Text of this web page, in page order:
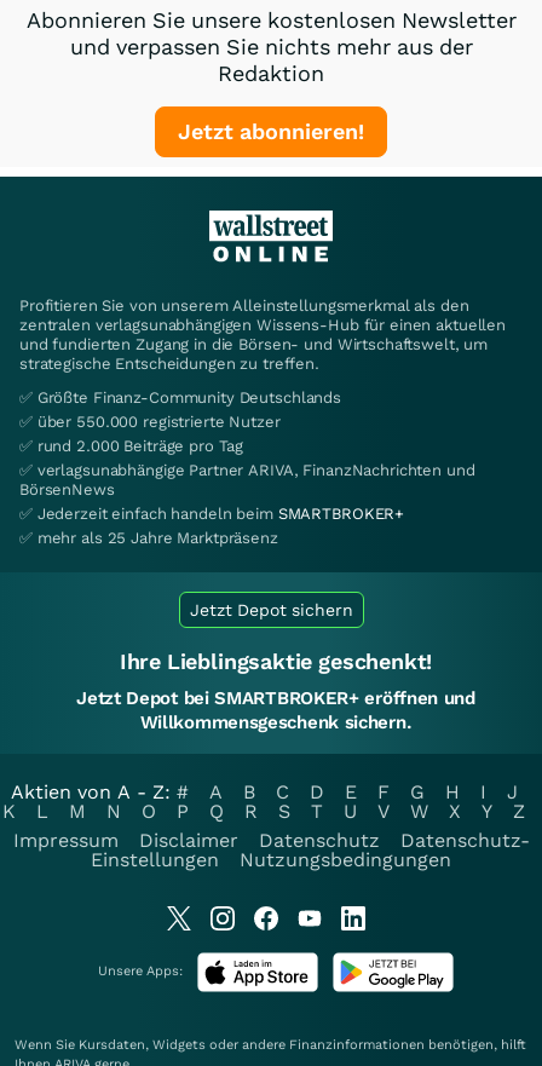
Abonnieren Sie unsere kostenlosen Newsletter
und verpassen Sie nichts mehr aus der
Redaktion
Jetzt abonnieren!
Profitieren Sie von unserem Alleinstellungsmerkmal als den
zentralen verlagsunabhängigen Wissens-Hub für einen aktuellen
und fundierten Zugang in die Börsen- und Wirtschaftswelt, um
strategische Entscheidungen zu treffen.
✅ Größte Finanz-Community Deutschlands
✅ über 550.000 registrierte Nutzer
✅ rund 2.000 Beiträge pro Tag
✅ verlagsunabhängige Partner ARIVA, FinanzNachrichten und
BörsenNews
✅ Jederzeit einfach handeln beim SMARTBROKER+
✅ mehr als 25 Jahre Marktpräsenz
Jetzt Depot sichern
Ihre Lieblingsaktie geschenkt!
Jetzt Depot bei SMARTBROKER+ eröffnen und
Willkommensgeschenk sichern.
Aktien von A - Z: # A B C D E F G H I
J
K
L M N O P Q R S T U V W X Y
Z
Impressum
Disclaimer Datenschutz
Datenschutz-
Einstellungen
Nutzungsbedingungen
Unsere Apps:
Wenn Sie Kursdaten, Widgets oder andere Finanzinformationen benötigen, hilft